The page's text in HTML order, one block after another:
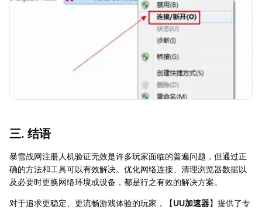
三. 结语
暴雪战网注册人机验证无效是许多玩家面临的普遍问题，但通过正
确的方法和工具可以有效解决。优化网络连接、清理浏览器数据以
及必要时更换网络环境或设备，都是行之有效的解决方案。
对于追求更稳定、更流畅游戏体验的玩家，【UU加速器】提供了专